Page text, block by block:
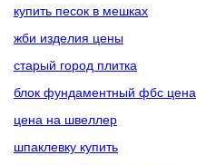
купить песок в мешках
жби изделия цены
старый город плитка
блок фундаментный фбс цена
цена на швеллер
шпаклевку купить